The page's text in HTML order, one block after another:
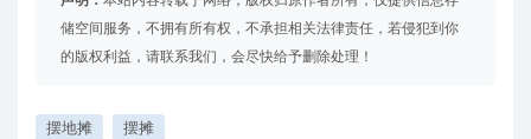
储空间服务，不拥有所有权，不承担相关法律责任，若侵犯到你
的版权利益，请联系我们，会尽快给予删除处理！
摆地摊 摆摊